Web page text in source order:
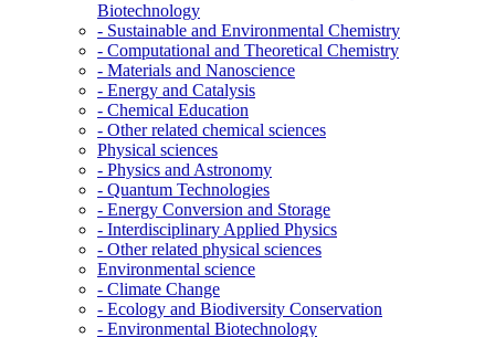
Biotechnology
- Sustainable and Environmental Chemistry
- Computational and Theoretical Chemistry
- Materials and Nanoscience
- Energy and Catalysis
- Chemical Education
- Other related chemical sciences
Physical sciences
- Physics and Astronomy
- Quantum Technologies
- Energy Conversion and Storage
- Interdisciplinary Applied Physics
- Other related physical sciences
Environmental science
- Climate Change
- Ecology and Biodiversity Conservation
- Environmental Biotechnology